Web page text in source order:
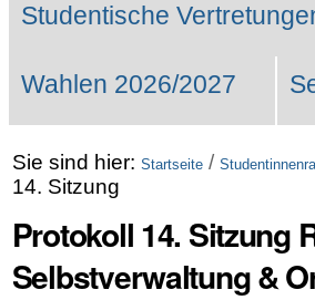
Studentische
Wahlen 2026/2027
Sie sind hier: Startseite /
14. Sitzung
Protokoll 14. Sitzung
Selbstverwaltung &